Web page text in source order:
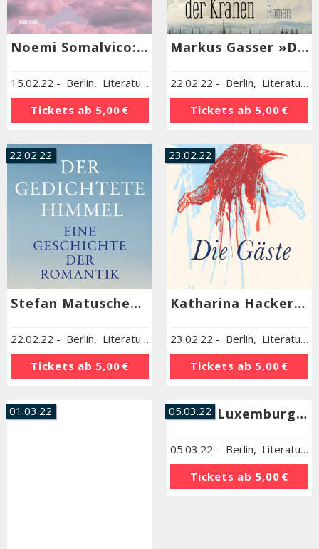
Noemi Somalvico: »Ist hier das Jenseits, fragt Schwein«
15.02.22 - Berlin, Literaturhaus Berlin
Tickets ab 5,00 €
22.02.22
Stefan Matuschek »Der gedichtete Himmel: Eine Geschichte der Romantik«
22.02.22 - Berlin, Literaturhaus Berlin
Tickets ab 5,00 €
Markus Gasser »Die Verschwörung der Krähen«
22.02.22 - Berlin, Literaturhaus Berlin
Tickets ab 5,00 €
23.02.22
Katharina Hacker »Die Gäste«
23.02.22 - Berlin, Literaturhaus Berlin
Tickets ab 5,00 €
01.03.22 05.03.22 »Rosa Luxemburg zum Gedenken«
05.03.22 - Berlin, Literaturhaus Berlin
Tickets ab 5,00 €